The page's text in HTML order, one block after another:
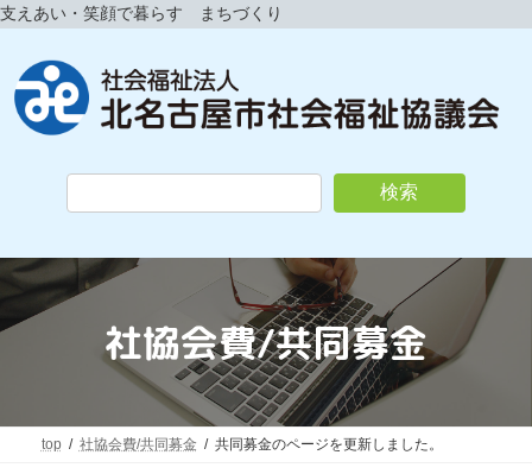
コ
ン
ン
ツ
ナ
ビ
ー
シ
支えあい・笑顔で暮らす まちづくり
検索
社協会費/共同募金
top 社協会費/共同募金 共同募金のページを更新しました。